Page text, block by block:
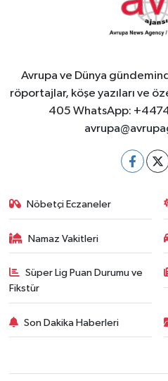
Avrupa ve Dünya
röportajlar, köşe yazıları ve
405 WhatsApp:
Nöbetçi Eczaneler
Namaz Vakitleri
Süper Lig Puan Durumu ve
Fikstür
Son Dakika Haberleri